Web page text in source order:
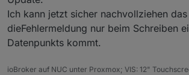
Ich kann jetzt sicher nachvollziehen das
dieFehlermeldung nur beim Schreiben
Datenpunkts kommt.
ioBroker auf NUC unter Proxmox; VIS: 12"